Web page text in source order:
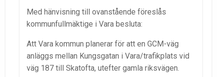
Med hänvisning till ovanstående föreslås
kommunfullmäktige i Vara besluta:
Att Vara kommun planerar för att en GCM-väg
anläggs mellan Kungsgatan i Vara/trafikplats vid
väg 187 till Skatofta, utefter gamla riksvägen.